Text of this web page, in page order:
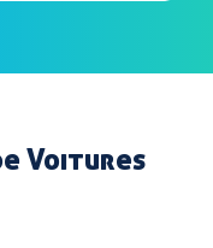
Voitures